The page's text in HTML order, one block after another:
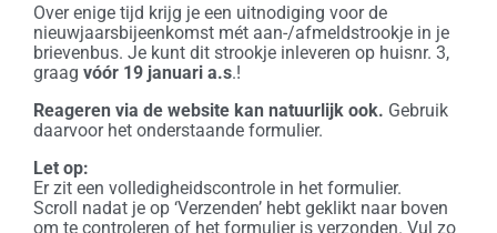
Over enige tijd krijg je een uitnodiging voor de
nieuwjaarsbijeenkomst mét aan-/afmeldstrookje in je
brievenbus. Je kunt dit strookje inleveren op huisnr. 3,
graag vóór 19 januari a.s.!
Reageren via de website kan natuurlijk ook. Gebruik
daarvoor het onderstaande formulier.
Let op:
Er zit een volledigheidscontrole in het formulier.
Scroll nadat je op ‘Verzenden’ hebt geklikt naar boven
om te controleren of het formulier is verzonden. Vul zo